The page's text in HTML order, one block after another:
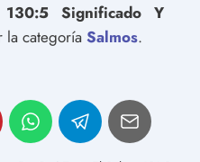
Significado Y
la categoría Salmos.